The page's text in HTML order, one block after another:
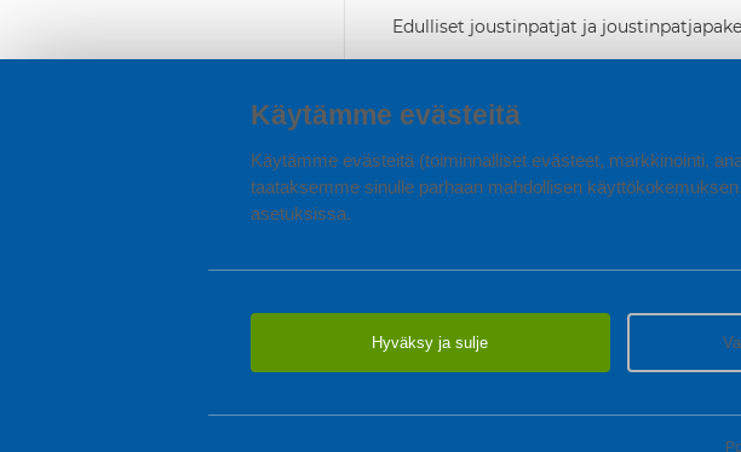
Käytämme evästeitä
Käytämme evästeitä (toiminnalliset evästeet, markkinointi,
taataksemme sinulle parhaan mahdollisen
asetuksissa.
Hyväksy ja sulje
Edulliset joustinpatjat ja